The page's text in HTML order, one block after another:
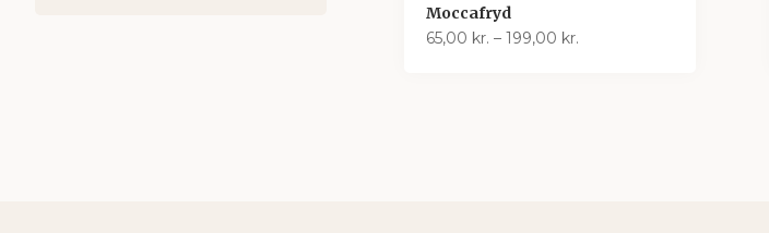
Moccafryd
65,00 kr. – 199,00 kr.Prisinterval: